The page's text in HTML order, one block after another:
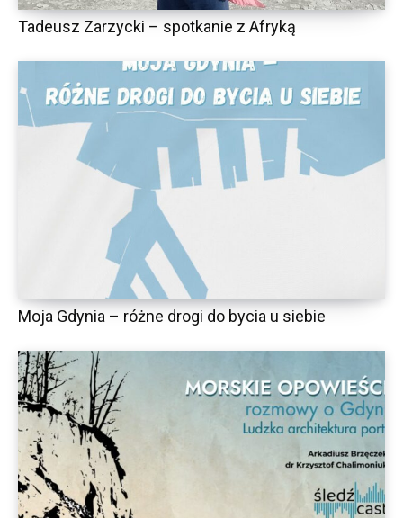
Tadeusz Zarzycki – spotkanie z Afryką
Moja Gdynia – różne drogi do bycia u siebie